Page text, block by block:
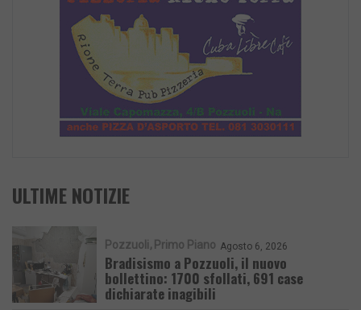
ULTIME NOTIZIE
Pozzuoli Primo Piano Agosto 6, 2026
Bradisismo a Pozzuoli, il nuovo
bollettino: 1700 sfollati, 691 case
dichiarate inagibili